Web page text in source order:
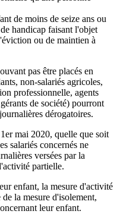
de moins de seize ans ou
handicap faisant l'objet
ou de maintien à
pas être placés en
non-salariés agricoles,
professionnelle, agents
de société) pourront
dérogatoires.
mai 2020, quelle que soit
salariés concernés ne
versées par la
partielle.
enfant, la mesure d'activité
la mesure d'isolement,
leur enfant.